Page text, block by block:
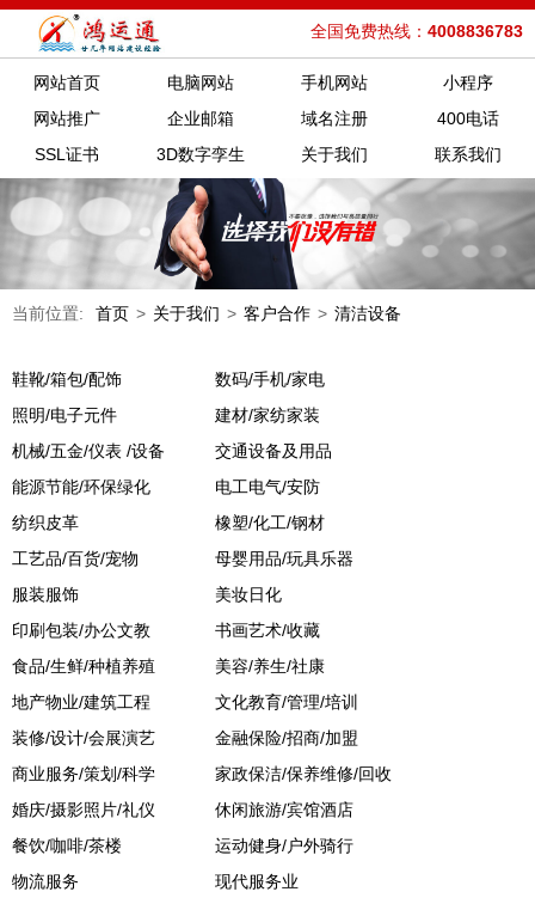
全国免费热线： 4008836783
网站首页 电脑网站 手机网站
小程序
网站推广
企业邮箱 域名注册
400电话
SSL证书
3D数字孪生 关于我们 联系我们
当前位置: 首页 > 关于我们 > 客户合作 > 清洁设备
鞋靴/箱包/配饰
数码/手机/家电
照明/电子元件
建材/家纺家装
机械/五金/仪表 /设备
交通设备及用品
能源节能/环保绿化
电工电气/安防
纺织皮革
橡塑/化工/钢材
工艺品/百货/宠物
母婴用品/玩具乐器
服装服饰
美妆日化
印刷包装/办公文教
书画艺术/收藏
食品/生鲜/种植养殖
美容/养生/社康
地产物业/建筑工程
文化教育/管理/培训
装修/设计/会展演艺
金融保险/招商/加盟
商业服务/策划/科学
家政保洁/保养维修/回收
婚庆/摄影照片/礼仪
休闲旅游/宾馆酒店
餐饮/咖啡/茶楼
运动健身/户外骑行
物流服务
现代服务业